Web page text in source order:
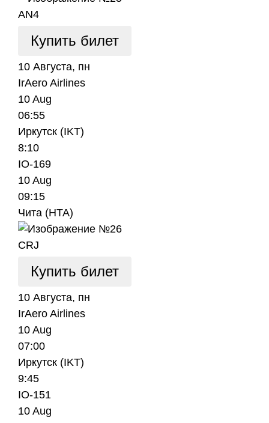
AN4
Купить билет
10 Августа, пн
IrAero Airlines
10 Aug
06:55
Иркутск (IKT)
8:10
IO-169
10 Aug
09:15
Чита (HTA)
CRJ
Купить билет
10 Августа, пн
IrAero Airlines
10 Aug
07:00
Иркутск (IKT)
9:45
IO-151
10 Aug